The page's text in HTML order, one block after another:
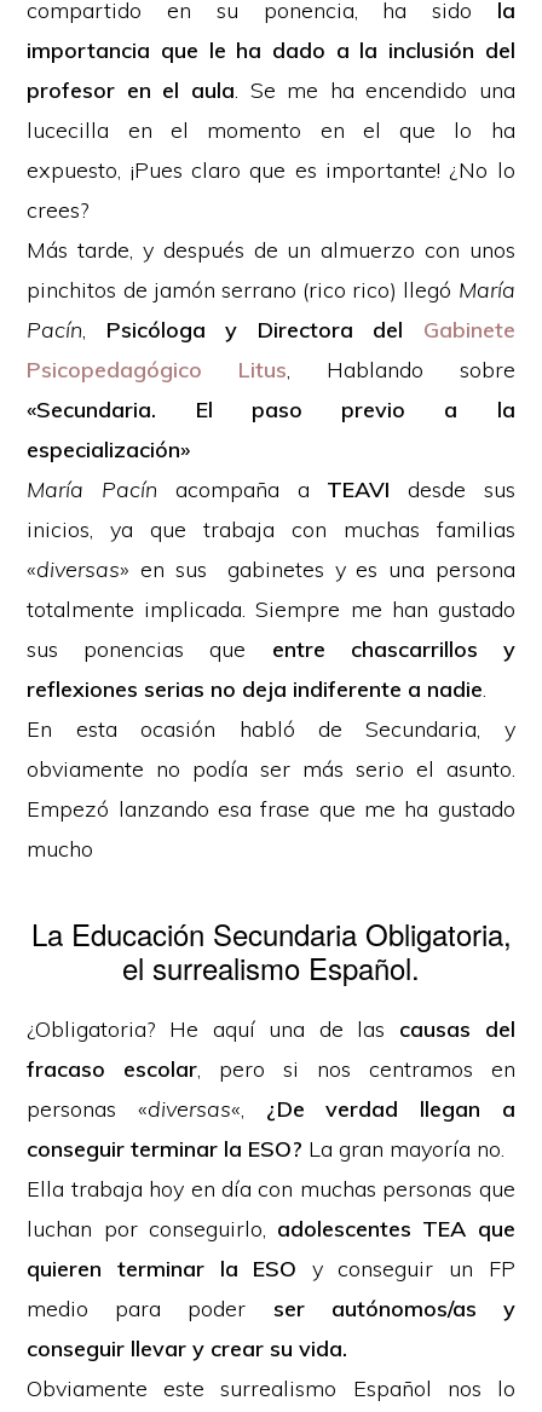
compartido en su ponencia, ha sido la
importancia que le ha dado a la inclusión del
profesor en el aula . Se me ha encendido una
lucecilla en el momento en el que lo ha
expuesto, ¡Pues claro que es importante! ¿No lo
crees?
Más tarde, y después de un almuerzo con unos
pinchitos de jamón serrano (rico rico) llegó María
Pacín
Psicóloga y Directora del Gabinete
Psicopedagógico Litus , Hablando sobre
«Secundaria. El paso previo a la
especialización»
María Pacín acompaña a TEAVI desde sus
inicios, ya que trabaja con muchas familias
«diversas» en sus gabinetes y es una persona
totalmente implicada. Siempre me han gustado
sus ponencias que entre chascarrillos y
reflexiones serias no deja indiferente a nadie
En esta ocasión habló de Secundaria, y
obviamente no podía ser más serio el asunto.
Empezó lanzando esa frase que me ha gustado
mucho
La Educación Secundaria Obligatoria,
el surrealismo Español.
¿Obligatoria? He aquí una de las causas del
fracaso escolar , pero si nos centramos en
personas «diversas«, ¿De verdad llegan a
conseguir terminar la ESO? La gran mayoría no.
Ella trabaja hoy en día con muchas personas que
luchan por conseguirlo, adolescentes TEA que
quieren terminar la ESO y conseguir un FP
medio para poder ser autónomos/as y
conseguir llevar y crear su vida.
Obviamente este surrealismo Español nos lo